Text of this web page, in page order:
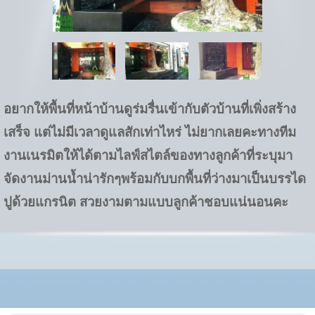
อยากให้พื้นที่หน้าบ้านดูร่มรื่นเข้ากับตัวบ้านที่เพิ่งสร้าง
เสร็จ แต่ไม่มีเวลาดูแลสักเท่าไหร่ ไม่ยากเลยคะทางทีม
งานเนรมิตให้ได้ตามไลฟ์สไตล์ของทางลูกค้าที่ระบุมา
จัดงานม่านน้ำน่ารักๆพร้อมกับบกพื้นที่ว่างมาเป็นบรรได
ปูด้วยแกรนิต สวยงามตามแบบลูกค้าชอบแน่นอนคะ